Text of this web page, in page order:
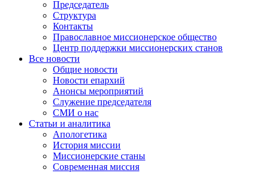
Председатель
Структура
Контакты
Православное миссионерское общество
Центр поддержки миссионерских станов
Все новости
Общие новости
Новости епархий
Анонсы мероприятий
Служение председателя
СМИ о нас
Статьи и аналитика
Апологетика
История миссии
Миссионерские станы
Современная миссия